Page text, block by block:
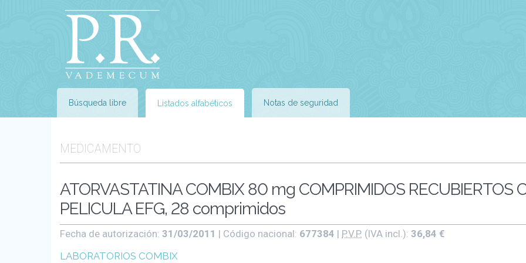
Búsqueda libre Listados alfabéticos Notas de seguridad
MEDICAMENTO
ATORVASTATINA COMBIX 80 mg COMPRIMIDOS RECUBIERTOS
PELICULA EFG, 28 comprimidos
Fecha de autorización: 31/03/2011 | Código nacional: 677384 | P.V.P. (IVA incl.): 36,84 €
LABORATORIOS COMBIX